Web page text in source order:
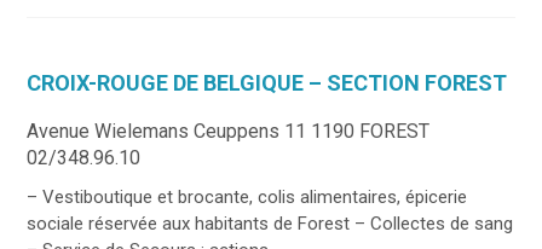
CROIX-ROUGE DE BELGIQUE – SECTION FOREST
Avenue Wielemans Ceuppens 11 1190 FOREST
02/348.96.10
– Vestiboutique et brocante, colis alimentaires, épicerie
sociale réservée aux habitants de Forest – Collectes de sang